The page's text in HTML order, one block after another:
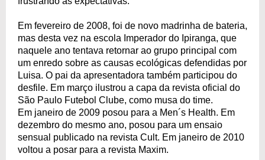
Em fevereiro de 2008, foi de novo madrinha de bateria,
mas desta vez na escola Imperador do Ipiranga, que
naquele ano tentava retornar ao grupo principal com
um enredo sobre as causas ecológicas defendidas por
Luisa. O pai da apresentadora também participou do
desfile. Em março ilustrou a capa da revista oficial do
São Paulo Futebol Clube, como musa do time.
Em janeiro de 2009 posou para a Men´s Health. Em
dezembro do mesmo ano, posou para um ensaio
sensual publicado na revista Cult. Em janeiro de 2010
voltou a posar para a revista Maxim.